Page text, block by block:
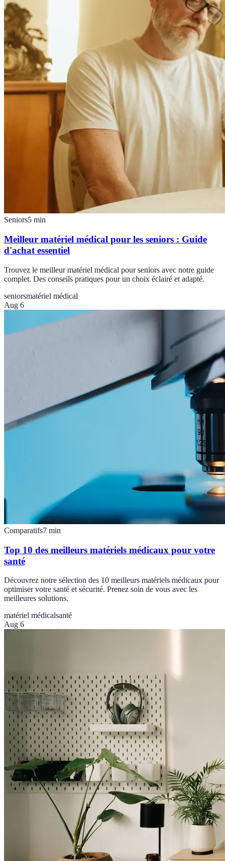
Seniors5 min
Meilleur matériel médical pour les seniors : Guide
d'achat essentiel
Trouvez le meilleur matériel médical pour seniors avec notre guide
complet. Des conseils pratiques pour un choix éclairé et adapté.
seniorsmatériel médical
Aug 6
Comparatifs7 min
Top 10 des meilleurs matériels médicaux pour votre
santé
Découvrez notre sélection des 10 meilleurs matériels médicaux pour
optimiser votre santé et sécurité. Prenez soin de vous avec les
meilleures solutions.
matériel médicalsanté
Aug 6